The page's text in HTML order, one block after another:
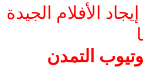
الأفلام الجيدة
التمدن